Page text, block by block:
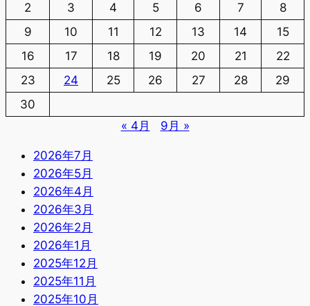
2
3 4 5 6 7
8
9
10 11 12 13 14
15
16
17 18 19 20 21
22
23
24 25 26 27 28
29
30
« 4月
9月 »
2026年7月
2026年5月
2026年4月
2026年3月
2026年2月
2026年1月
2025年12月
2025年11月
2025年10月